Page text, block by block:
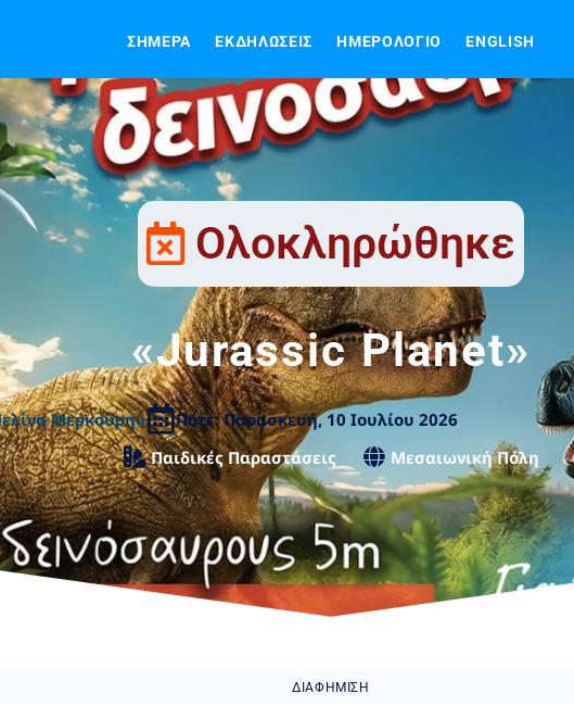
ΣΉΜΕΡΑ ΕΚΔΗΛΏΣΕΙΣ ΗΜΕΡΟΛΌΓΙΟ ENGLISH
Ολοκληρώθηκε
«Jurassic Planet»
Μερκούρη»
Πότε: Παρασκευή, 10 Ιουλίου 2026
Παιδικές Παραστάσεις
Μεσαιωνική Πόλη
ΔΙΑΦΉΜΙΣΗ